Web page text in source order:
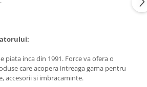
piata inca din 1991. Force va ofera o
care acopera intreaga gama pentru
accesorii si imbracaminte.